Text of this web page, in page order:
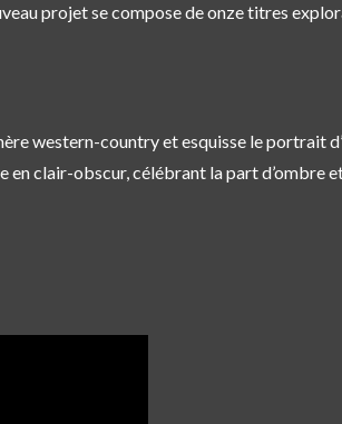
projet se compose de onze titres
western-country et esquisse le portrait
clair-obscur, célébrant la part d’ombre